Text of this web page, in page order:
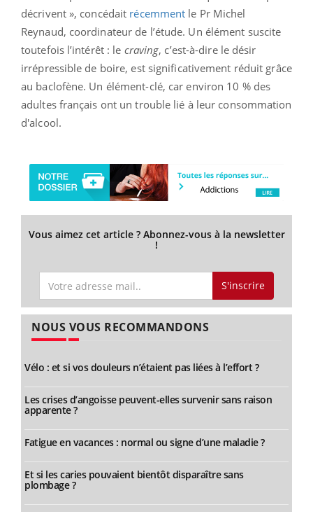
décrivent », concédait récemment le Pr Michel
Reynaud, coordinateur de l’étude. Un élément suscite
toutefois l’intérêt : le craving, c’est-à-dire le désir
irrépressible de boire, est significativement réduit grâce
au baclofène. Un élément-clé, car environ 10 % des
adultes français ont un trouble lié à leur consommation
d'alcool.
Vous aimez cet article ? Abonnez-vous à la newsletter
!
S'inscrire
NOUS VOUS RECOMMANDONS
Vélo : et si vos douleurs n’étaient pas liées à l’effort ?
Les crises d’angoisse peuvent-elles survenir sans raison
apparente ?
Fatigue en vacances : normal ou signe d’une maladie ?
Et si les caries pouvaient bientôt disparaître sans
plombage ?